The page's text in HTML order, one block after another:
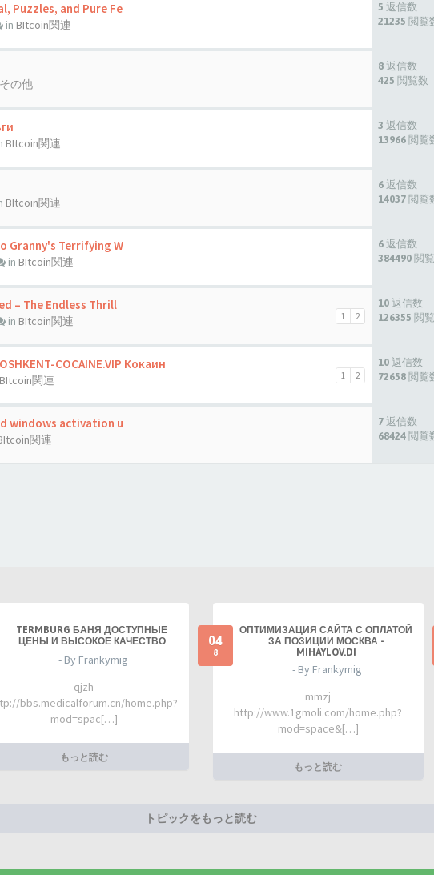
Puzzles, and Pure Fe
in BItcoin関連
5 返信数
21235 閲覧
その他
8 返信数
425 閲覧数
BItcoin関連
3 返信数
13966 閲覧
BItcoin関連
6 返信数
14037 閲覧
Granny's Terrifying W
in BItcoin関連
6 返信数
384490 閲
– The Endless Thrill
1 2
in BItcoin関連
10 返信数
126355 閲
COCAINE.VIP Кокаин
1 2
BItcoin関連
10 返信数
72658 閲覧
windows activation u
関連
7 返信数
68424 閲覧
TERMBURG БАНЯ ДОСТУПНЫЕ
ЦЕНЫ И ВЫСОКОЕ КАЧЕСТВО
- By Frankymig
qjzh
bbs.medicalforum.cn/home.php?
mod=spac[…]
もっと読む
04
8
ОПТИМИЗАЦИЯ САЙТА С ОПЛАТОЙ
ЗА ПОЗИЦИИ МОСКВА -
MIHAYLOV.DI
- By Frankymig
mmzj
http://www.1gmoli.com/home.php?
mod=space&[…]
もっと読む
トピックをもっと読む